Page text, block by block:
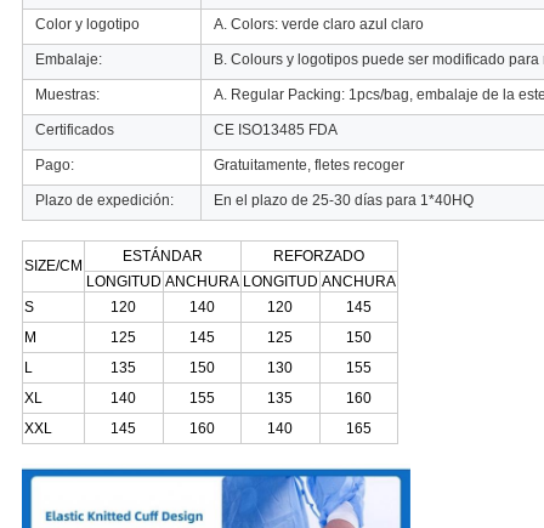
Color y logotipo A. Colors: verde claro azul claro
Embalaje: B. Colours y logotipos puede ser modificado
Muestras: A. Regular Packing: 1pcs/bag, embalaje de la
Certificados CE ISO13485 FDA
Pago: Gratuitamente, fletes recoger
Plazo de expedición: En el plazo de 25-30 días para 1*40HQ
SIZE/CM
ESTÁNDAR
REFORZADO
LONGITUD ANCHURA LONGITUD ANCHURA
S
120 140 120
145
M
125 145 125
150
L
135 150 130
155
XL
140 155 135
160
XXL
145 160 140 165